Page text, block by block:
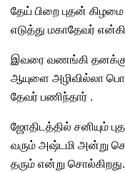
தேய் பிறை புதன்
எடுத்து மகாதேவர்
இவரை வணங்கி தனக்கு
ஆயுளை அழிவில்லா
தேவர் பணிந்தார் .
ஜோதிடத்தில் சனியும்
வரும் அஷ்டமி அன்று
தரும் என்று சொல்கிறது.